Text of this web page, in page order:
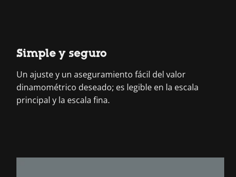
Simple y seguro
Un ajuste y un aseguramiento fácil del valor
dinamométrico deseado; es legible en la escala
principal y la escala fina.